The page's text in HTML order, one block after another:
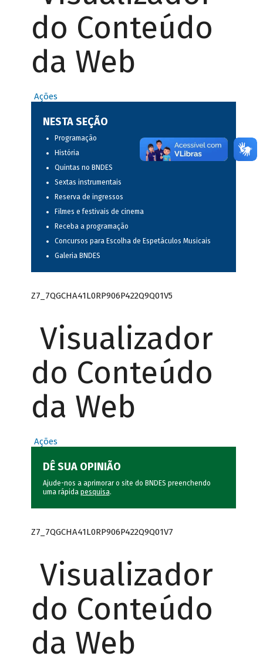
do Conteúdo
da Web
Ações
NESTA SEÇÃO
Programação
História
Quintas no BNDES
Sextas instrumentais
Reserva de ingressos
Filmes e festivais de cinema
Receba a programação
Concursos para Escolha de Espetáculos Musicais
Galeria BNDES
Z7_7QGCHA41L0RP906P422Q9Q01V5
Visualizador
do Conteúdo
da Web
Ações
DÊ SUA OPINIÃO
Ajude-nos a aprimorar o site do BNDES preenchendo
uma rápida pesquisa.
Z7_7QGCHA41L0RP906P422Q9Q01V7
Visualizador
do Conteúdo
da Web